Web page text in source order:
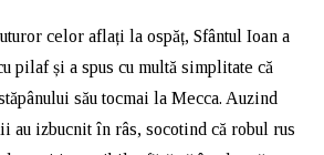
celor aflați la ospăț, Sfântul Ioan a
pilaf și a spus cu multă simplitate că
său tocmai la Mecca. Auzind
au izbucnit în râs, socotind că robul rus